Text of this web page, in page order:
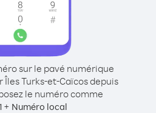
sur le pavé numérique
Îles Turks-et-Caïcos depuis
le numéro comme
+ Numéro local